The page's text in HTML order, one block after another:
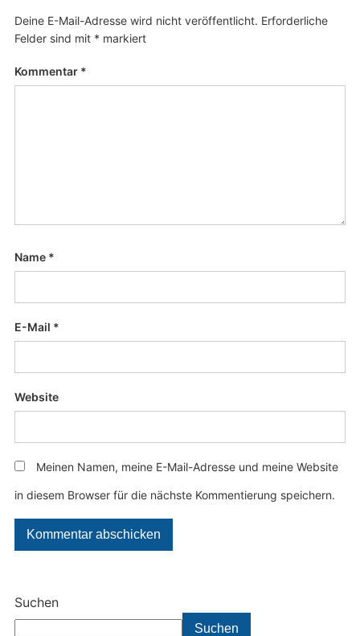
Suchen
Suchen
Deine E-Mail-Adresse wird nicht veröffentlicht. Erforderliche
Felder sind mit * markiert
Kommentar *
Name *
E-Mail *
Website
Meinen Namen, meine E-Mail-Adresse und meine Website
in diesem Browser für die nächste Kommentierung speichern.